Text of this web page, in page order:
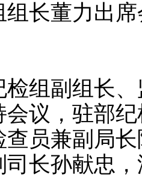
组长董力出
组副组长、
会议，驻部
查员兼副局
司长孙献忠